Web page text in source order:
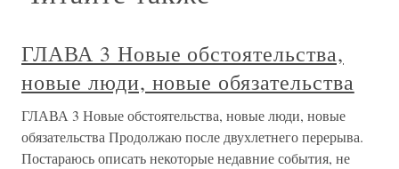
ГЛАВА 3 Новые обстоятельства,
новые люди, новые обязательства
ГЛАВА 3 Новые обстоятельства, новые люди, новые
обязательства Продолжаю после двухлетнего перерыва.
Постараюсь описать некоторые недавние события, не